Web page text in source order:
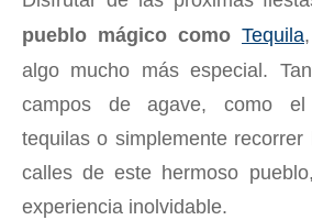
pueblo mágico como Tequila
algo mucho más especial.
campos de agave, como el
tequilas o simplemente recorrer
calles de este hermoso
experiencia inolvidable.